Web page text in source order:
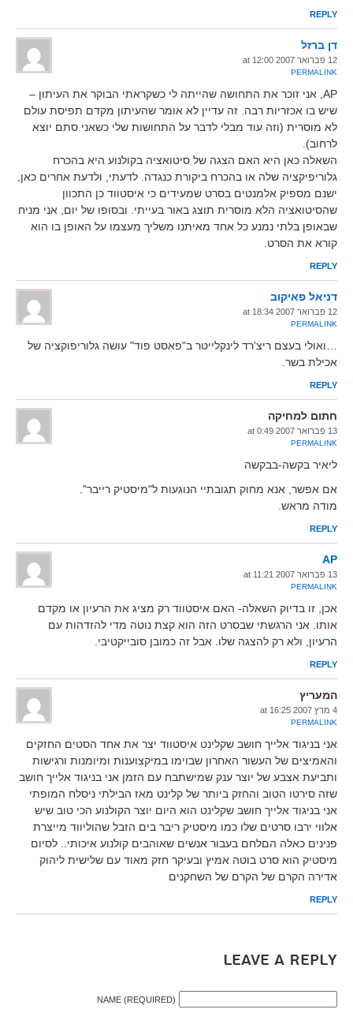
REPLY
דן ברזל
12 פברואר 2007 at 12:00
PERMALINK
AP, אני זוכר את התחושה שהייתה לי כשקראתי הבוקר את העיתון –
שיש בו אכזריות רבה. זה עדיין לא אומר שהעיתון מקדם תפיסת עולם
לא מוסרית (וזה עוד מבלי לדבר על התחושות שלי כשאני סתם יוצא
לרחוב).
השאלה כאן היא האם הצגה של סיטואציה בקולנוע היא בהכרח
גלוריפיקציה שלה או בהכרח ביקורת כנגדה. לדעתי, ולדעת אחרים כאן,
ישנם מספיק אלמנטים בסרט שמעידים כי איסטווד כן התכוון
שהסיטואציה הלא מוסרית תוצג באור בעייתי. ובסופו של יום, אני מניח
שבאופן בלתי נמנע כל אחד מאיתנו משליך מעצמו על האופן בו הוא
קורא את הסרט.
REPLY
דניאל פאיקוב
12 פברואר 2007 at 18:34
PERMALINK
…ואולי בעצם ריצ'רד לינקלייטר ב"פאסט פוד" עושה גלוריפוקציה של
אכילת בשר.
REPLY
חתום למחיקה
13 פברואר 2007 at 0:49
PERMALINK
ליאיר בקשה-בבקשה
אם אפשר, אנא מחוק תגובתיי הנוגעות ל"מיסטיק רייבר".
מודה מראש.
REPLY
AP
13 פברואר 2007 at 11:21
PERMALINK
אכן, זו בדיוק השאלה- האם איסטווד רק מציג את הרעיון או מקדם
אותו. אני הרגשתי שבסרט הזה הוא קצת נוטה מדי להזדהות עם
הרעיון, ולא רק להצגה שלו. אבל זה כמובן סובייקטיבי.
REPLY
המעריץ
4 מרץ 2007 at 16:25
PERMALINK
אני בניגוד אלייך חושב שקלינט איסטווד יצר את אחד הסטים החזקים
והאמיצים של העשור האחרון שבוימו במיקצוענות ומיומנות ורגישות
ותביעת אצבע של יוצר ענק שמישתבח עם הזמן אני בניגוד אלייך חושב
שזה סירטו הטוב והחזק ביותר של קלינט מאז הבילתי ניסלח המופתי
אני בניגוד אלייך חושב שקלינט הוא היום יוצר הקולנוע הכי טוב שיש
אלווי ירבו סרטים שלו כמו מיסטיק ריבר בים הזבל שהוליווד מייצרת
פנינים כאלה הםלחם בעבור אנשים שאוהבים קולנוע איכותי.. לסיום
מיסטיק הוא סרט בוטה אמיץ ובעיקר חזק מאוד עם שלישית ליהוק
אדירה הקרם של הקרם של השחקנים
REPLY
Leave a Reply
NAME (REQUIRED)